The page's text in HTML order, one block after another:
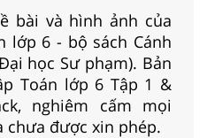
bài và hình ảnh của
lớp 6 - bộ sách Cánh
học Sư phạm). Bản
Toán lớp 6 Tập 1 &
nghiêm cấm mọi
chưa được xin phép.